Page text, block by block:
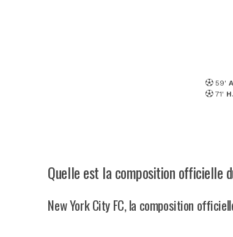
59'
71'
Quelle est la composition officielle
New York City FC, la composition